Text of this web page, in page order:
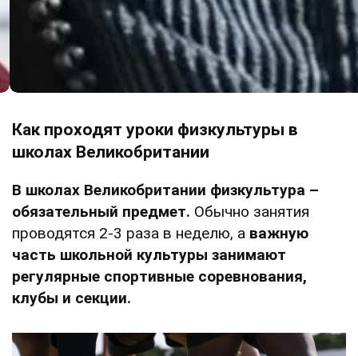
Как проходят уроки физкультуры в
школах Великобритании
В школах Великобритании физкультура –
обязательный предмет. Обычно занятия
проводятся 2-3 раза в неделю, а важную
часть школьной культуры занимают
регулярные спортивные соревнования,
клубы и секции.